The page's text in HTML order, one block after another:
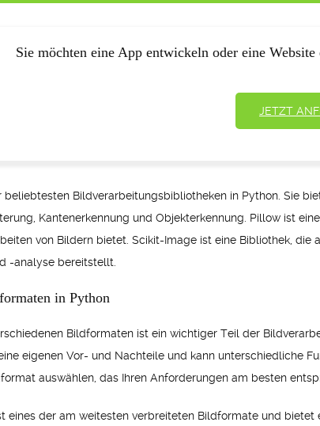
Sie möchten eine App entwickeln oder eine
JETZT
beliebtesten Bildverarbeitungsbibliotheken in Python. Sie
Kantenerkennung und Objekterkennung. Pillow ist
von Bildern bietet. Scikit-Image ist eine Bibliothek,
-analyse bereitstellt.
in Python
Bildformaten ist ein wichtiger Teil der
eigenen Vor- und Nachteile und kann unterschiedliche
auswählen, das Ihren Anforderungen am besten
eines der am weitesten verbreiteten Bildformate und